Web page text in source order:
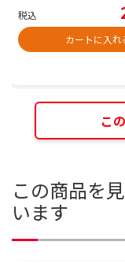
税込
カートに入れ
こ
この商品を
います